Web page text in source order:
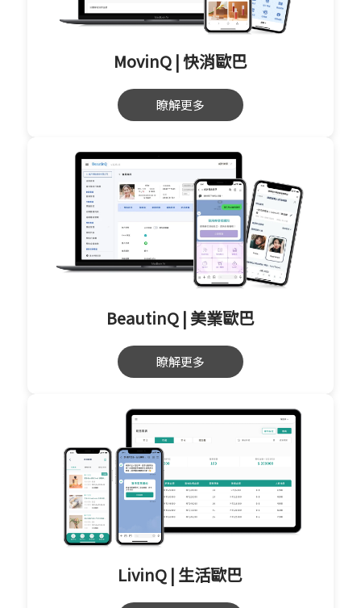
MovinQ | 快消歐巴
瞭解更多
BeautinQ | 美業歐巴
瞭解更多
LivinQ | 生活歐巴